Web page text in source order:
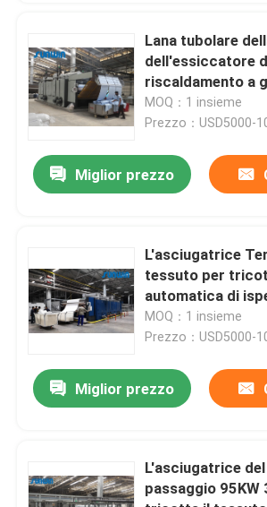
Lana tubolare
dell'essiccatore
riscaldamento a
asciugatrice 50m/
MOQ：1 insieme
Prezzo：USD5000-
Miglior prezzo
L'asciugatrice
tessuto per
automatica di
tessuto del
tessuto 3
MOQ：1 insieme
Prezzo：USD5000-
Miglior prezzo
L'asciugatrice
passaggio 95KW